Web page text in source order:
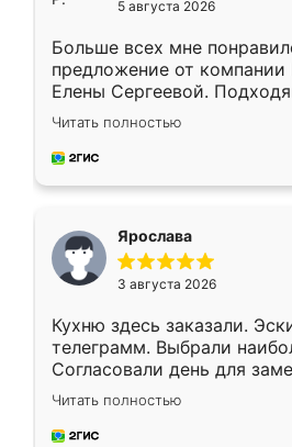
5 августа 2026
Больше всех мне
предложение от компании
Елены Сергеевой.
короткие сроки
для замера сотрудник
предложил по моему
Читать полностью
Ярослава
3 августа 2026
Кухню здесь заказали.
телеграмм. Выбрали
Согласовали день для
недели кухня была уже
довольны работой.
мебель за качественную
Читать полностью